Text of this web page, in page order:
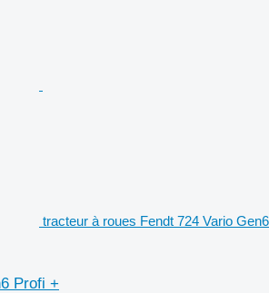
tracteur à roues Fendt 724 Vario Gen6
Profi +